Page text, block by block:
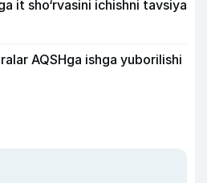
it sho‘rvasini ichishni tavsiya
AQSHga ishga yuborilishi